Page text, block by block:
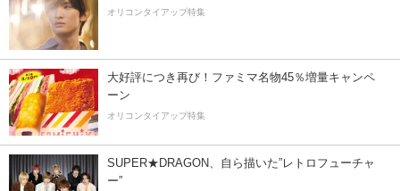
オリコンタイアップ特集
大好評につき再び！ファミマ名物45％増量キャンペ
ーン
オリコンタイアップ特集
SUPER★DRAGON、自ら描いた”レトロフューチャ
ー”